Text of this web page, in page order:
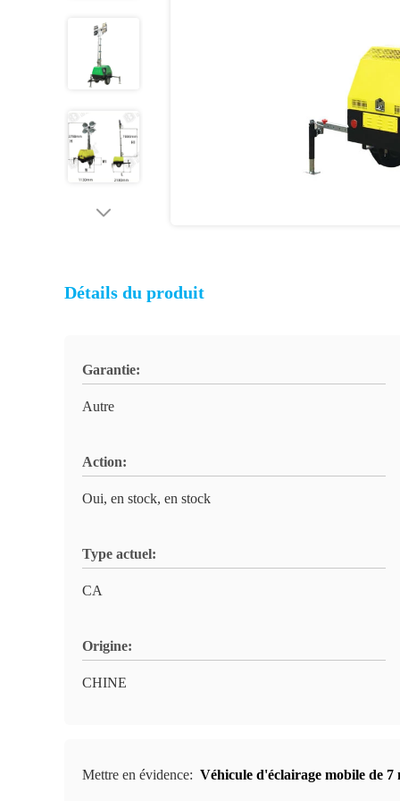
Détails du produit
Garantie:
Autre
Action:
Oui, en stock, en stock
Type actuel:
CA
Origine:
CHINE
Mettre en évidence: Véhicule d'éclairage mobile de 7